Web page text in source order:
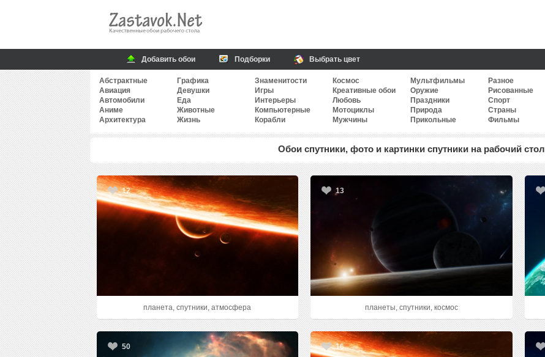
Добавить обои Подборки Выбрать цвет
Абстрактные
Авиация
Автомобили
Аниме
Архитектура
Графика
Девушки
Еда
Животные
Жизнь
Знаменитости
Игры
Интерьеры
Компьютерные
Корабли
Космос
Креативные обои
Любовь
Мотоциклы
Мужчины
Мультфильмы
Оружие
Праздники
Природа
Прикольные
Разное
Рисованные
Спорт
Страны
Фильмы
Обои спутники, фото и картинки спутники на рабочий стол
12
планета, спутники, атмосфера
13
планеты, спутники, космос
50 16